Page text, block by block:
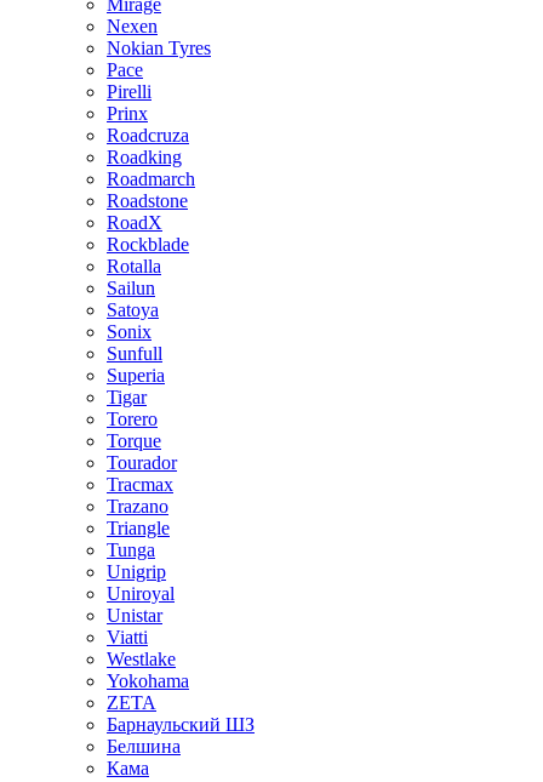
Mirage
Nexen
Nokian Tyres
Pace
Pirelli
Prinx
Roadcruza
Roadking
Roadmarch
Roadstone
RoadX
Rockblade
Rotalla
Sailun
Satoya
Sonix
Sunfull
Superia
Tigar
Torero
Torque
Tourador
Tracmax
Trazano
Triangle
Tunga
Unigrip
Uniroyal
Unistar
Viatti
Westlake
Yokohama
ZETA
Барнаульский ШЗ
Белшина
Кама